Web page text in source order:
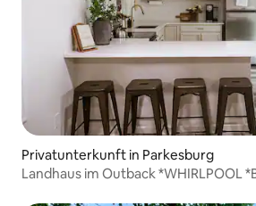
Privatunterkunft in Parkesburg
Landhaus im Outback *WHIRLPOOL